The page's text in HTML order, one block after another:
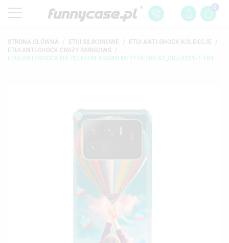
0
STRONA GŁÓWNA ETUI SILIKONOWE
ETUI ANTI-SHOCK KOLEKCJE
ETUI ANTI-SHOCK CRAZY RAINBOWS
ETUI ANTI-SHOCK NA TELEFON XIAOMI MI 11 ULTRA ST_CRJ-2021-1-104